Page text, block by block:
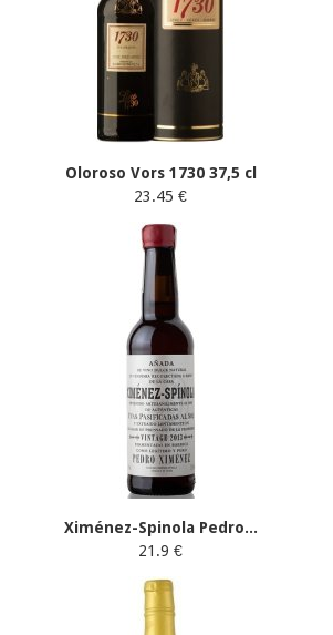
Oloroso Vors 1730 37,5 cl
23.45 €
Ximénez-Spinola Pedro...
21.9 €